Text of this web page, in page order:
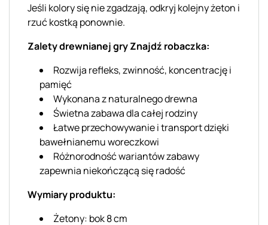
Jeśli kolory się nie zgadzają, odkryj kolejny żeton i
rzuć kostką ponownie.
Zalety drewnianej gry Znajdź robaczka:
Rozwija refleks, zwinność, koncentrację i
pamięć
Wykonana z naturalnego drewna
Świetna zabawa dla całej rodziny
Łatwe przechowywanie i transport dzięki
bawełnianemu woreczkowi
Różnorodność wariantów zabawy
zapewnia niekończącą się radość
Wymiary produktu:
Żetony: bok 8 cm